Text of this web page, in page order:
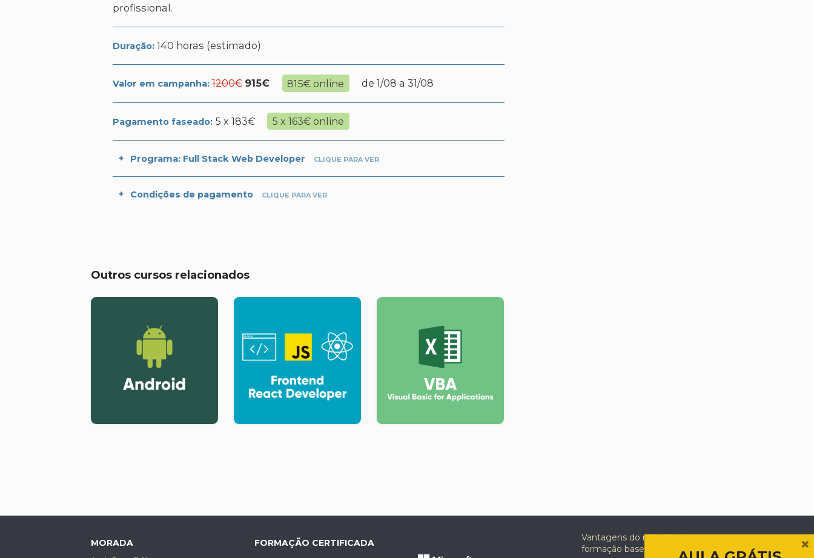
profissional.
Duração: 140 horas (estimado)
Valor em campanha:1200€ 915€ 815€ online de 1/08 a 31/08
Pagamento faseado: 5 x 183€ 5 x 163€ online
Programa: Full Stack Web Developer CLIQUE PARA VER
Apresentação e evolução da Web
Software de edição WEB (HTML, CSS, JavaScript, PHP)
Ambiente gráfico e funcionalidades
Composição de uma página Web
Introdução de Texto
Condições de pagamento CLIQUE PARA VER
Outros cursos relacionados
MORADA FORMAÇÃO CERTIFICADA
Vantagens do método de
formação baseado em tutoria
×